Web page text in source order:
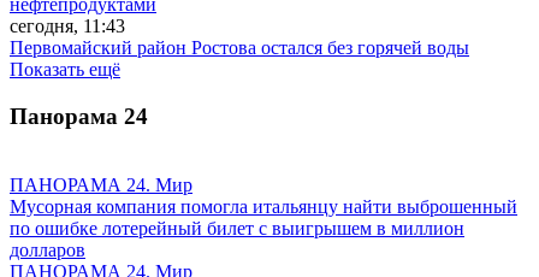
нефтепродуктами
сегодня, 11:43
Первомайский район Ростова остался без горячей воды
Показать ещё
Панорама 24
ПАНОРАМА 24. Мир
Мусорная компания помогла итальянцу найти выброшенный
по ошибке лотерейный билет с выигрышем в миллион
долларов
ПАНОРАМА 24. Мир